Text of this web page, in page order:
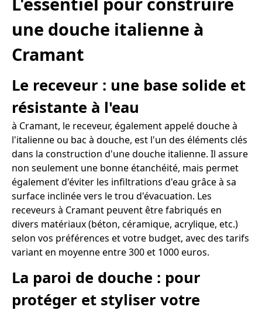
une douche italienne à
Cramant
Le receveur : une base solide et
résistante à l'eau
à Cramant, le receveur, également appelé douche à
l'italienne ou bac à douche, est l'un des éléments clés
dans la construction d'une douche italienne. Il assure
non seulement une bonne étanchéité, mais permet
également d'éviter les infiltrations d'eau grâce à sa
surface inclinée vers le trou d'évacuation. Les
receveurs à Cramant peuvent être fabriqués en
divers matériaux (béton, céramique, acrylique, etc.)
selon vos préférences et votre budget, avec des tarifs
variant en moyenne entre 300 et 1000 euros.
La paroi de douche : pour
protéger et styliser votre